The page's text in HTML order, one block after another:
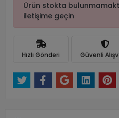
Ürün stokta
iletişime geçin
Hızlı Gönderi Güvenli